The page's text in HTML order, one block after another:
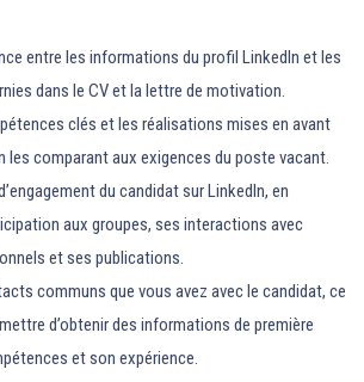
entre les informations du profil LinkedIn et les
dans le CV et la lettre de motivation.
clés et les réalisations mises en avant
les comparant aux exigences du poste vacant.
du candidat sur LinkedIn, en
aux groupes, ses interactions avec
et ses publications.
communs que vous avez avec le candidat, ce
d’obtenir des informations de première
et son expérience.